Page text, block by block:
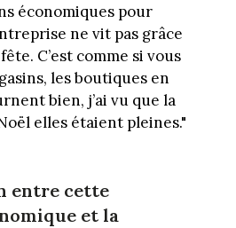
économiques pour
ne vit pas grâce
C’est comme si vous
les boutiques en
bien, j’ai vu que la
elles étaient pleines."
entre cette
et la